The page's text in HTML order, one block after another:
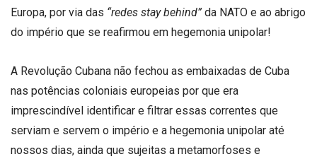
Europa, por via das “redes stay behind” da NATO e ao abrigo
do império que se reafirmou em hegemonia unipolar!
A Revolução Cubana não fechou as embaixadas de Cuba
nas potências coloniais europeias por que era
imprescindível identificar e filtrar essas correntes que
serviam e servem o império e a hegemonia unipolar até
nossos dias, ainda que sujeitas a metamorfoses e